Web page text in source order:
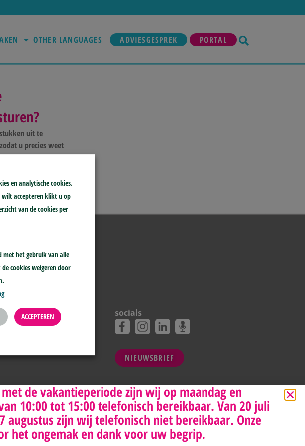
OTHER LANGUAGES ADVIESGESPREK PORTAL
uit te
u precies weet
>
socials
NIEUWSBRIEF
en analytische cookies.
wilt accepteren klikt u op
van de cookies per
met het gebruik van alle
cookies weigeren door
ACCEPTEREN
de vakantieperiode zijn wij op maandag en
10:00 tot 15:00 telefonisch bereikbaar. Van 20 juli
augustus zijn wij telefonisch niet bereikbaar. Onze
het ongemak en dank voor uw begrip.